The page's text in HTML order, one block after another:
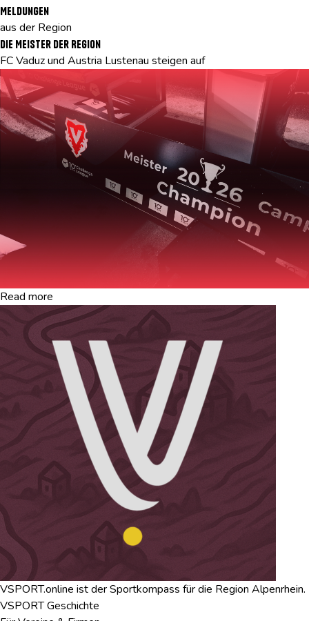
Meldungen
aus der Region
Die Meister der Region
FC Vaduz und Austria Lustenau steigen auf
Read more
VSPORT.online ist der Sportkompass für die Region Alpenrhein.
VSPORT Geschichte